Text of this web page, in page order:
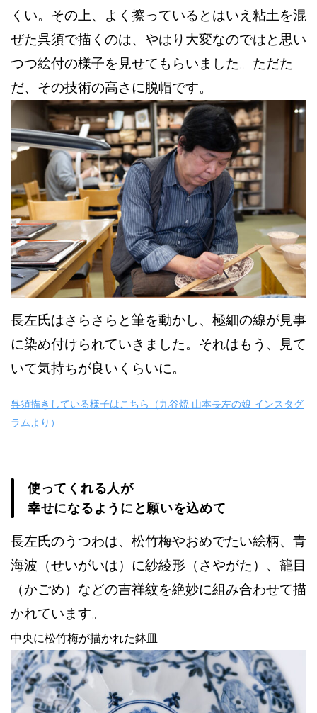
くい。その上、よく擦っているとはいえ粘土を混
ぜた呉須で描くのは、やはり大変なのではと思い
つつ絵付の様子を見せてもらいました。ただた
だ、その技術の高さに脱帽です。
長左氏はさらさらと筆を動かし、極細の線が見事
に染め付けられていきました。それはもう、見て
いて気持ちが良いくらいに。
呉須描きしている様子はこちら（九谷焼 山本長左の娘 インスタグ
ラムより）
使ってくれる人が
幸せになるようにと願いを込めて
長左氏のうつわは、松竹梅やおめでたい絵柄、青
海波（せいがいは）に紗綾形（さやがた）、籠目
（かごめ）などの吉祥紋を絶妙に組み合わせて描
かれています。
中央に松竹梅が描かれた鉢皿